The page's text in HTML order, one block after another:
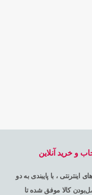
و خرید آنلاین
، با پایبندی به دو
کالا موفق شده تا